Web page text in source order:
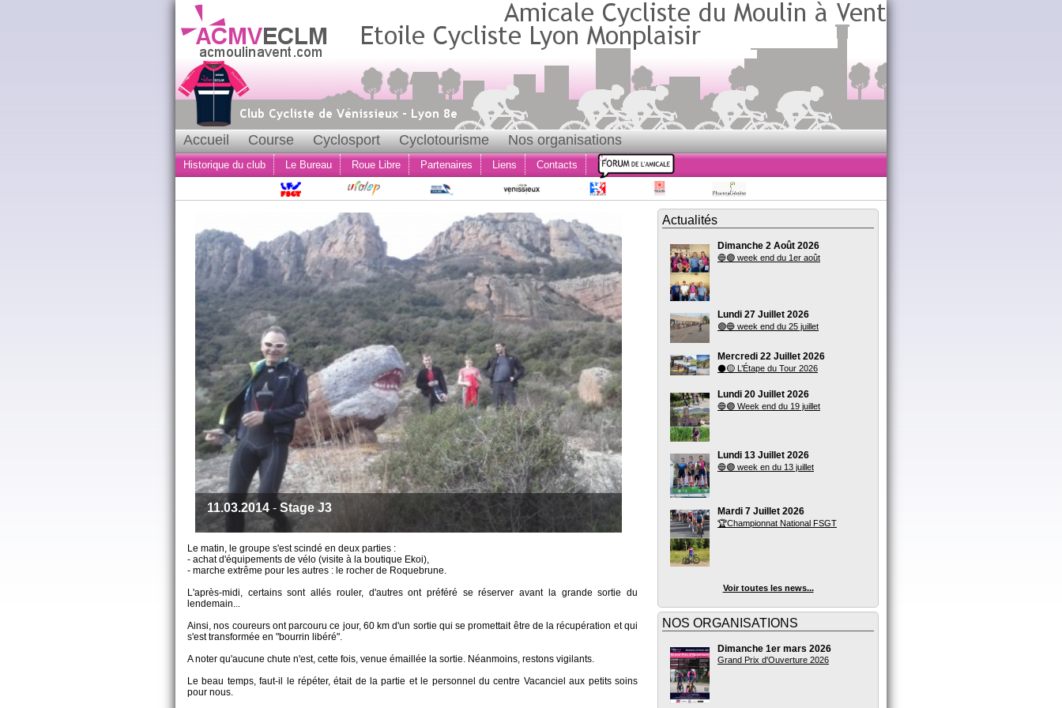
Accueil Course Cyclosport Cyclotourisme Nos organisations
Historique du club Le Bureau Roue Libre Partenaires Liens Contacts
11.03.2014 - Stage J3
Le matin, le groupe s'est scindé en deux parties :
- achat d'équipements de vélo (visite à la boutique Ekoi),
- marche extrême pour les autres : le rocher de Roquebrune.
L'après-midi, certains sont allés rouler, d'autres ont préféré se réserver avant la grande sortie du
lendemain...
Ainsi, nos coureurs ont parcouru ce jour, 60 km d'un sortie qui se promettait être de la récupération et qui
s'est transformée en "bourrin libéré".
A noter qu'aucune chute n'est, cette fois, venue émaillée la sortie. Néanmoins, restons vigilants.
Le beau temps, faut-il le répéter, était de la partie et le personnel du centre Vacanciel aux petits soins
pour nous.
Actualités
Dimanche 2 Août 2026
🔵🟣 week end du 1er août
Lundi 27 Juillet 2026
🟣🔵 week end du 25 juillet
Mercredi 22 Juillet 2026
⚫🟡 L’Étape du Tour 2026
Lundi 20 Juillet 2026
🔵🟣 Week end du 19 juillet
Lundi 13 Juillet 2026
🔵🟣 week en du 13 juillet
Mardi 7 Juillet 2026
🏆Championnat National FSGT
Voir toutes les news...
NOS ORGANISATIONS
Dimanche 1er mars 2026
Grand Prix d'Ouverture 2026